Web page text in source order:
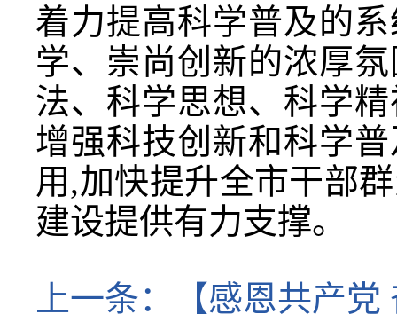
着力提高科学普及的
学、崇尚创新的浓厚
法、科学思想、科学
增强科技创新和科学
用,加快提升全市干部
建设提供有力支撑。
上一条：
【感恩共产